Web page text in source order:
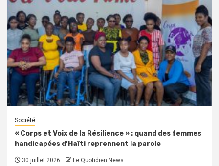
Société
« Corps et Voix de la Résilience » : quand des femmes
handicapées d’Haïti reprennent la parole
30 juillet 2026 Le Quotidien News